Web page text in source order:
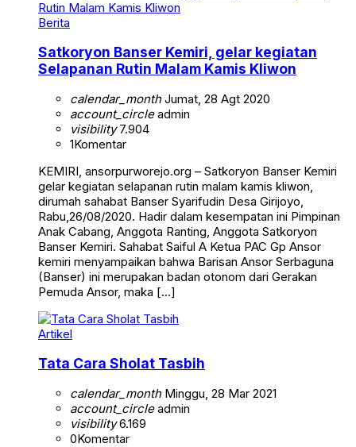
Berita
Satkoryon Banser Kemiri, gelar kegiatan
Selapanan Rutin Malam Kamis Kliwon
calendar_monthJumat, 28 Agt 2020
account_circleadmin
visibility7.904
1Komentar
KEMIRI, ansorpurworejo.org – Satkoryon Banser Kemiri
gelar kegiatan selapanan rutin malam kamis kliwon,
dirumah sahabat Banser Syarifudin Desa Girijoyo,
Rabu,26/08/2020. Hadir dalam kesempatan ini Pimpinan
Anak Cabang, Anggota Ranting, Anggota Satkoryon
Banser Kemiri. Sahabat Saiful A Ketua PAC Gp Ansor
kemiri menyampaikan bahwa Barisan Ansor Serbaguna
(Banser) ini merupakan badan otonom dari Gerakan
Pemuda Ansor, maka […]
Artikel
Tata Cara Sholat Tasbih
calendar_monthMinggu, 28 Mar 2021
account_circleadmin
visibility6.169
0Komentar